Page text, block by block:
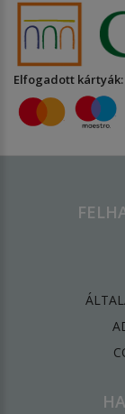
Elfogadott kártyák: